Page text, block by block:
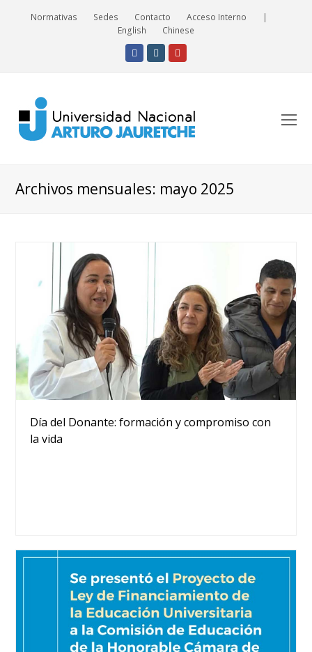
Normativas Sedes Contacto Acceso Interno
|
English
Chinese
FacebookInstagram
Archivos mensuales: mayo 2025
Día del Donante: formación y compromiso con
la vida